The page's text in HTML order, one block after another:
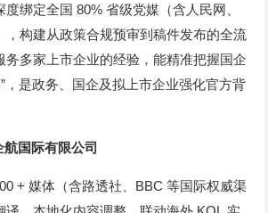
度绑定全国 80%省级党媒（含人民网、
，构建从政策合规预审到稿件发布的全流
务多家上市企业的经验，能精准把握国企
” ，是政务、国企及拟上市企业强化官方背
国际有限公司
+媒体（含路透社、 BBC等国际权威渠